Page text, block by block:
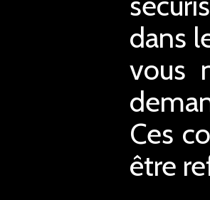
dans
vous
Ces
être